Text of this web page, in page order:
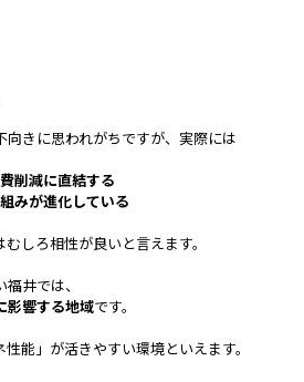
向きに思われがちですが、実際には
削減に直結する
みが進化している
しろ相性が良いと言えます。
井では、
影響する地域です。
能」が活きやすい環境といえます。